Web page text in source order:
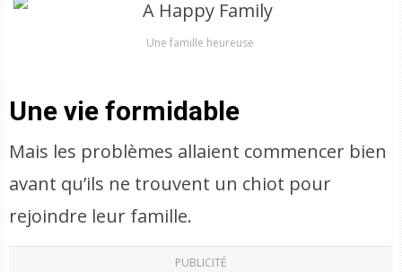
Une famille heureuse
Une vie formidable
Mais les problèmes allaient commencer bien
avant qu’ils ne trouvent un chiot pour
rejoindre leur famille.
PUBLICITÉ